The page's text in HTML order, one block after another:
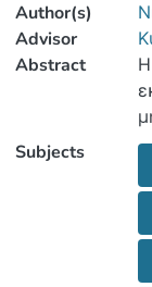
Author(s)
Advisor
Abstract
Subjects